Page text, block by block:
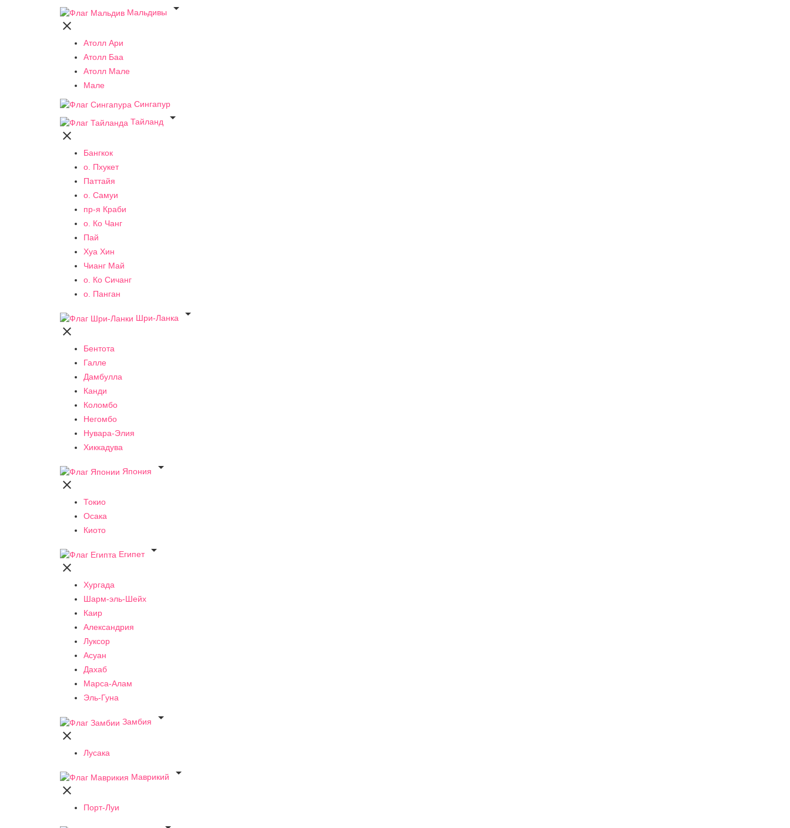
Мальдивы


Атолл Ари
Атолл Баа
Атолл Мале
Мале
Сингапур
Тайланд


Бангкок
о. Пхукет
Паттайя
о. Самуи
пр-я Краби
о. Ко Чанг
Пай
Хуа Хин
Чианг Май
о. Ко Сичанг
о. Панган
Шри-Ланка


Бентота
Галле
Дамбулла
Канди
Коломбо
Негомбо
Нувара-Элия
Хиккадува
Япония


Токио
Осака
Киото
Египет


Хургада
Шарм-эль-Шейх
Каир
Александрия
Луксор
Асуан
Дахаб
Марса-Алам
Эль-Гуна
Замбия


Лусака
Маврикий


Порт-Луи